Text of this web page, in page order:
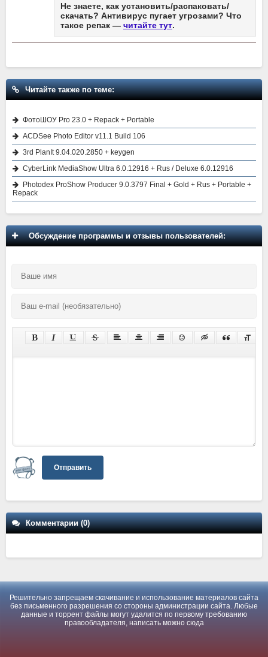
Не знаете, как установить/распаковать/
скачать? Антивирус пугает угрозами? Что
такое репак — читайте тут.
Читайте также по теме:
ФотоШОУ Pro 23.0 + Repack + Portable
ACDSee Photo Editor v11.1 Build 106
3rd PlanIt 9.04.020.2850 + keygen
CyberLink MediaShow Ultra 6.0.12916 + Rus / Deluxe 6.0.12916
Photodex ProShow Producer 9.0.3797 Final + Gold + Rus + Portable +
Repack
Обсуждение программы и отзывы пользователей:
Отправить
Комментарии (0)
Решительно запрещаем скачивание и использование материалов сайта
без письменного разрешения со стороны администрации сайта. Любые
данные и торрент файлы могут удалится по первому требованию
правообладателя, написать можно сюда